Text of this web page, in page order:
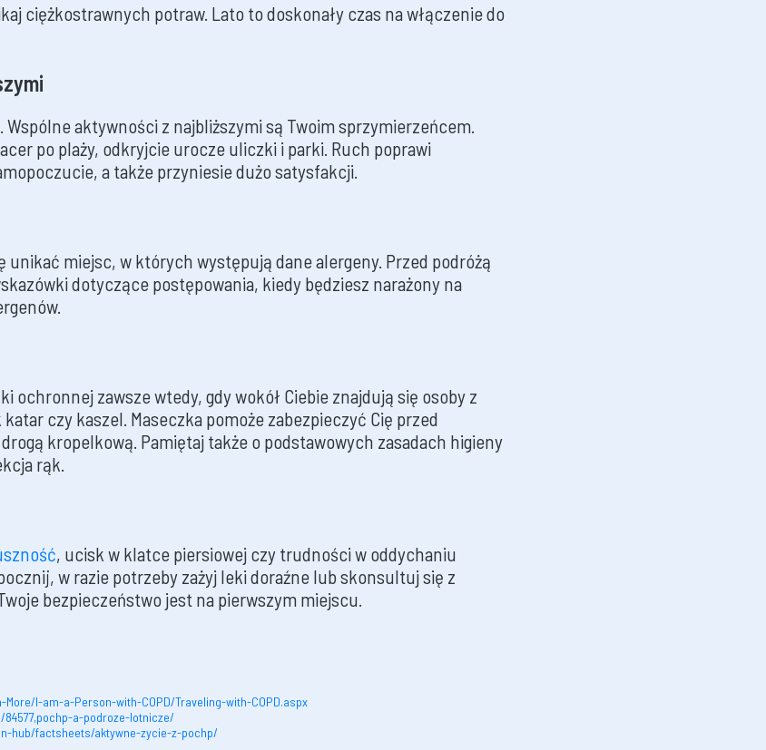
ciężkostrawnych potraw. Lato to doskonały czas na włączenie do
aktywności z najbliższymi są Twoim sprzymierzeńcem.
po plaży, odkryjcie urocze uliczki i parki. Ruch poprawi
a także przyniesie dużo satysfakcji.
unikać miejsc, w których występują dane alergeny. Przed podróżą
dotyczące postępowania, kiedy będziesz narażony na
ochronnej zawsze wtedy, gdy wokół Ciebie znajdują się osoby z
czy kaszel. Maseczka pomoże zabezpieczyć Cię przed
kropelkową. Pamiętaj także o podstawowych zasadach higieny
rąk.
, ucisk w klatce piersiowej czy trudności w oddychaniu
w razie potrzeby zażyj leki doraźne lub skonsultuj się z
bezpieczeństwo jest na pierwszym miejscu.
I-am-a-Person-with-COPD/Traveling-with-COPD.aspx
a-podroze-lotnicze/
hub/factsheets/aktywne-zycie-z-pochp/